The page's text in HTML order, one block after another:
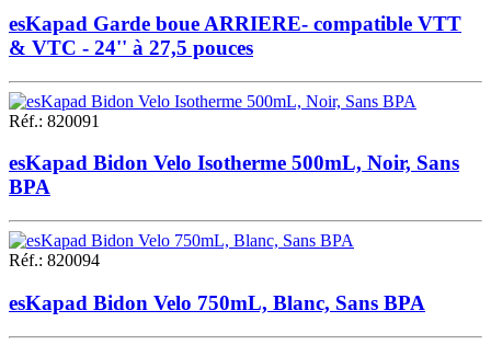
esKapad Garde boue ARRIERE- compatible VTT
& VTC - 24'' à 27,5 pouces
Réf.: 820091
esKapad Bidon Velo Isotherme 500mL, Noir, Sans
BPA
Réf.: 820094
esKapad Bidon Velo 750mL, Blanc, Sans BPA